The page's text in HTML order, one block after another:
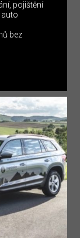
pojištění
bez